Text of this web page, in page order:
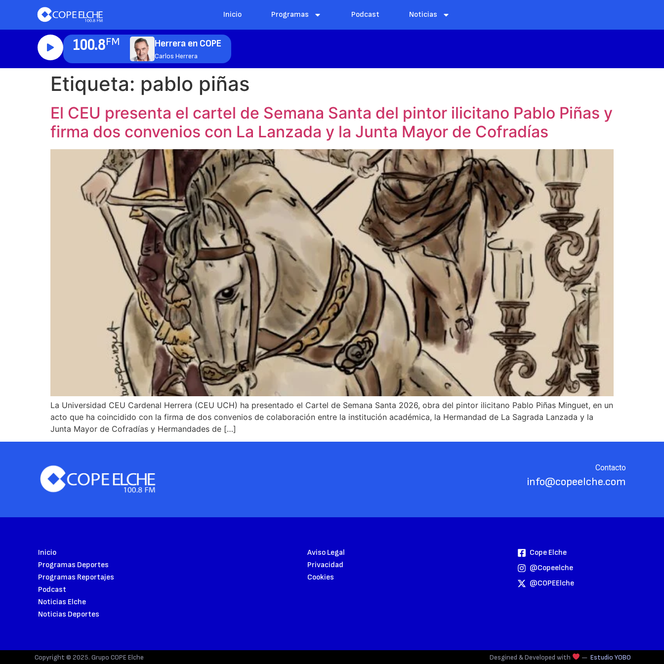
Inicio Programas Podcast Noticias
100.8FM Herrera en COPE
Carlos Herrera
Etiqueta: pablo piñas
El CEU presenta el cartel de Semana Santa del pintor ilicitano Pablo Piñas y
firma dos convenios con La Lanzada y la Junta Mayor de Cofradías
La Universidad CEU Cardenal Herrera (CEU UCH) ha presentado el Cartel de Semana Santa 2026, obra del pintor ilicitano Pablo Piñas Minguet, en un
acto que ha coincidido con la firma de dos convenios de colaboración entre la institución académica, la Hermandad de La Sagrada Lanzada y la
Junta Mayor de Cofradías y Hermandades de […]
Contacto
info@copeelche.com
Inicio
Programas Deportes
Programas Reportajes
Podcast
Noticias Elche
Noticias Deportes
Aviso Legal
Privacidad
Cookies
Cope Elche
@copeelche
@COPEElche
Copyright © 2025. Grupo COPE Elche Desgined & Developed with — Estudio YOBO